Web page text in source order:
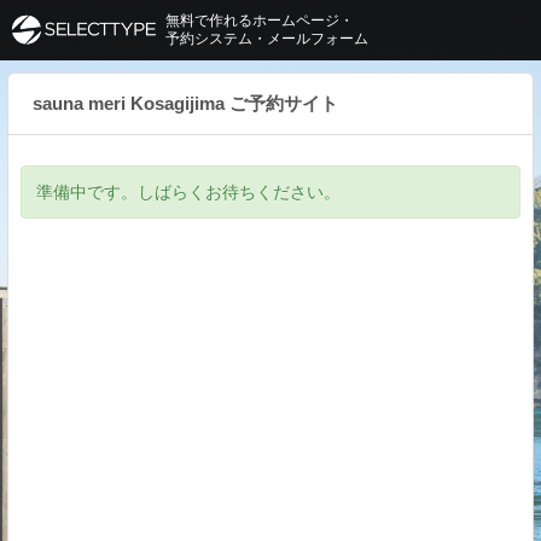
sauna meri Kosagijima ご予約サイト
準備中です。しばらくお待ちください。
無料で作れるホームページ・
予約システム・メールフォーム